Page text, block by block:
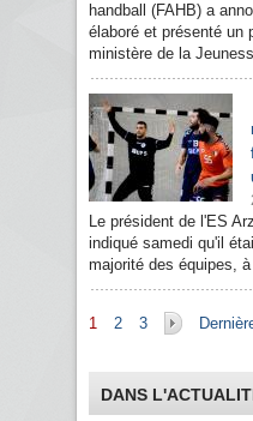
handball (FAHB) a
élaboré et présenté un
ministère de la
Le président de l'ES
indiqué samedi qu'il
majorité des équipes,
Pages
1 2 3
DANS